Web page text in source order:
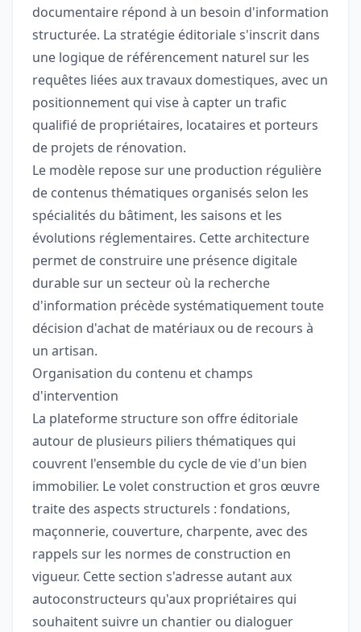
documentaire répond à un besoin d'information
structurée. La stratégie éditoriale s'inscrit dans
une logique de référencement naturel sur les
requêtes liées aux travaux domestiques, avec un
positionnement qui vise à capter un trafic
qualifié de propriétaires, locataires et porteurs
de projets de rénovation.
Le modèle repose sur une production régulière
de contenus thématiques organisés selon les
spécialités du bâtiment, les saisons et les
évolutions réglementaires. Cette architecture
permet de construire une présence digitale
durable sur un secteur où la recherche
d'information précède systématiquement toute
décision d'achat de matériaux ou de recours à
un artisan.
Organisation du contenu et champs
d'intervention
La plateforme structure son offre éditoriale
autour de plusieurs piliers thématiques qui
couvrent l'ensemble du cycle de vie d'un bien
immobilier. Le volet construction et gros œuvre
traite des aspects structurels : fondations,
maçonnerie, couverture, charpente, avec des
rappels sur les normes de construction en
vigueur. Cette section s'adresse autant aux
autoconstructeurs qu'aux propriétaires qui
souhaitent suivre un chantier ou dialoguer